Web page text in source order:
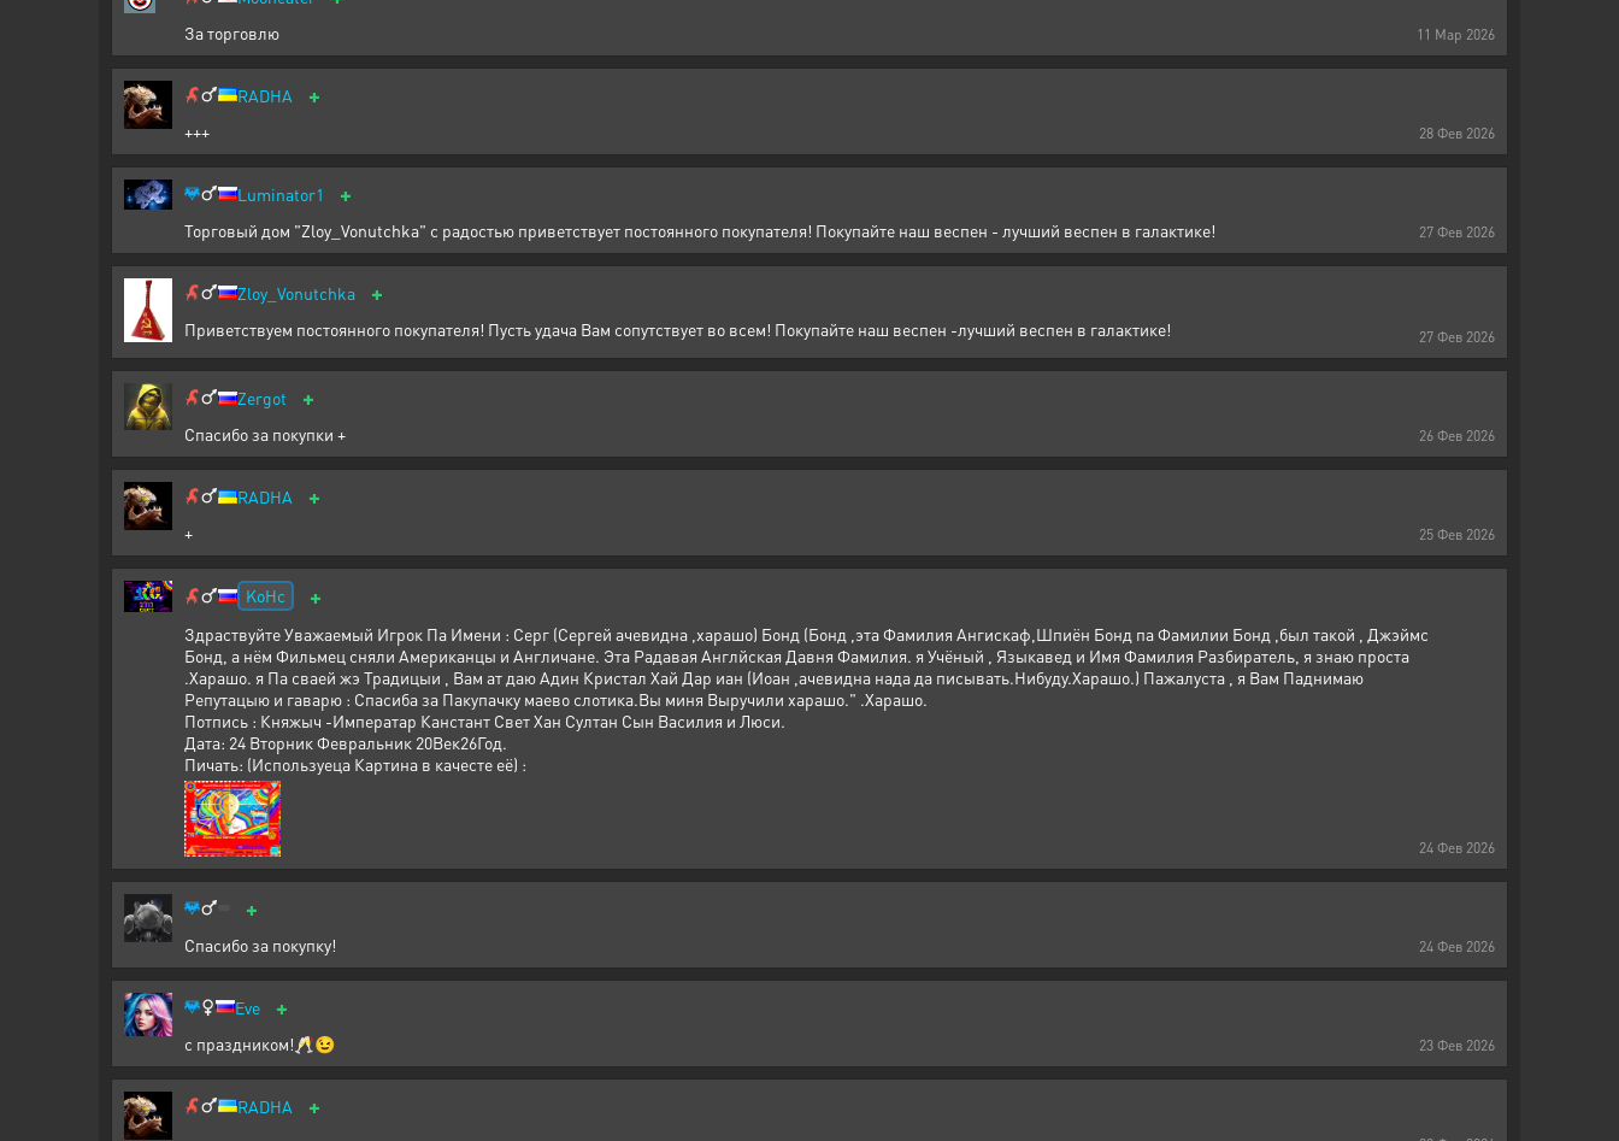
11 Мар 2026
За торговлю
28 Фев 2026
RADHA +
+++
27 Фев 2026
Luminator1 +
Торговый дом "Zloy_Vonutchka" с радостью приветствует постоянного покупателя! Покупайте наш веспен - лучший веспен в галактике!
27 Фев 2026
Zloy_Vonutchka +
Приветствуем постоянного покупателя! Пусть удача Вам сопутствует во всем! Покупайте наш веспен -лучший веспен в галактике!
26 Фев 2026
Zergot +
Спасибо за покупки +
25 Фев 2026
RADHA +
+
24 Фев 2026
KoHc +
Здраствуйте Уважаемый Игрок Па Имени : Серг (Сергей ачевидна ,харашо) Бонд (Бонд ,эта Фамилия Ангискаф,Шпиён Бонд па Фамилии Бонд ,был такой , Джэймс
Бонд, а нём Фильмец сняли Американцы и Англичане. Эта Радавая Англйская Давня Фамилия. я Учёный , Языкавед и Имя Фамилия Разбиратель, я знаю проста
.Харашо. я Па сваей жэ Традицыи , Вам ат даю Адин Кристал Хай Дар иан (Иоан ,ачевидна нада да писывать.Нибуду.Харашо.) Пажалуста , я Вам Паднимаю
Репутацыю и гаварю : Спасиба за Пакупачку маево слотика.Вы миня Выручили харашо." .Харашо.
Потпись : Княжыч -Императар Канстант Свет Хан Султан Сын Василия и Люси.
Дата: 24 Вторник Февральник 20Век26Год.
Пичать: (Используеца Картина в качесте её) :
24 Фев 2026
+
Спасибо за покупку!
23 Фев 2026
Eve +
с праздником!🥂😉
RADHA +